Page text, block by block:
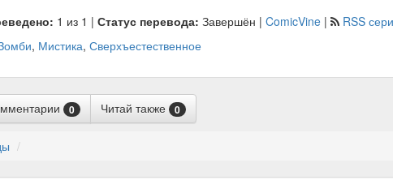
1 из 1 | Статус перевода: Завершён | ComicVine |
RSS
, Мистика, Сверхъестественное
0 Читай также 0